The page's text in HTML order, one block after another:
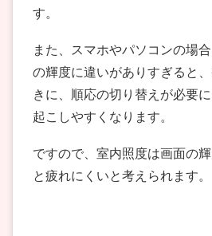
す。
また、スマホやパソコンの場
の輝度に違いがありすぎると
きに、順応の切り替えが必要
起こしやすくなります。
ですので、室内照度は画面の
と疲れにくいと考えられます。